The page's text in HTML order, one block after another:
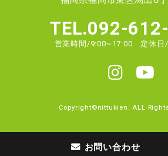
TEL.092-
営業時間/9:00~17:00 定休日/
Copyright©nittukien. ALL
お問い合わせ